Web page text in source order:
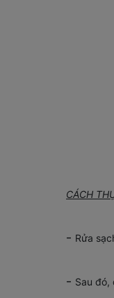
CÁCH
- Rửa
- Sau đó,